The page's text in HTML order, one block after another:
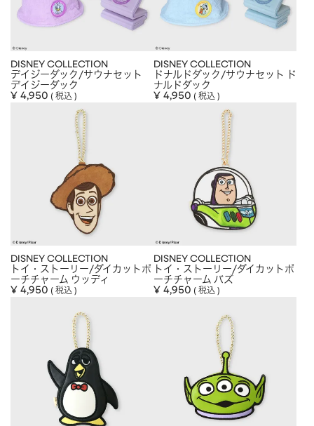
DISNEY COLLECTION
デイジーダック/サウナセット
デイジーダック
¥ 4,950 税込
DISNEY COLLECTION
ドナルドダック/サウナセット ド
ナルドダック
¥ 4,950 税込
DISNEY COLLECTION
トイ・ストーリー/ダイカットポ
ーチチャーム ウッディ
¥ 4,950 税込
DISNEY COLLECTION
トイ・ストーリー/ダイカットポ
ーチチャーム バズ
¥ 4,950 税込